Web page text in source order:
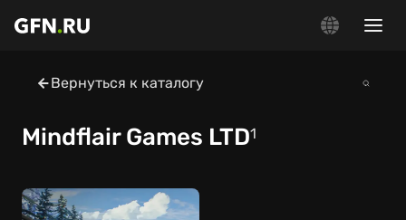
Вернуться к каталогу
Mindflair Games LTD1